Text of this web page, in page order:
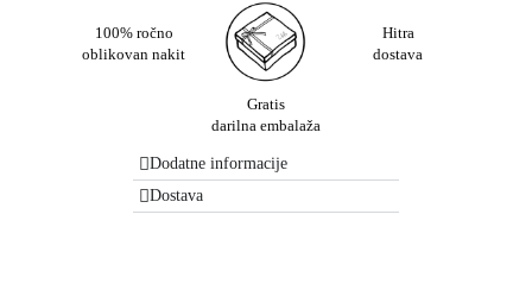
100% ročno
oblikovan nakit
Gratis
darilna embalaža
Hitra
dostava
Dodatne informacije
Dostava